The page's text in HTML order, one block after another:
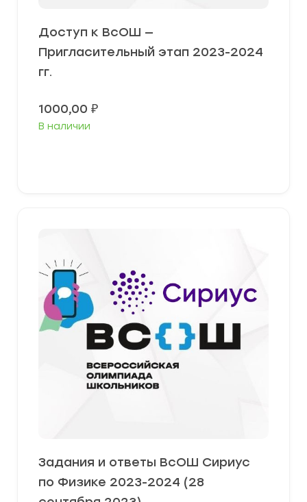
Доступ к ВсОШ —
Пригласительный этап 2023-2024
гг.
1000,00 ₽
В наличии
Задания и ответы ВсОШ Сириус
по Физике 2023-2024 (28